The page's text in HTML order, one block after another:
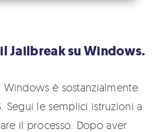
Jailbreak su Windows.
Windows è sostanzialmente
Segui le semplici istruzioni a
il processo. Dopo aver